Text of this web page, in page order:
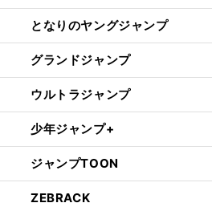
となりのヤングジャンプ
グランドジャンプ
ウルトラジャンプ
少年ジャンプ+
ジャンプTOON
ZEBRACK